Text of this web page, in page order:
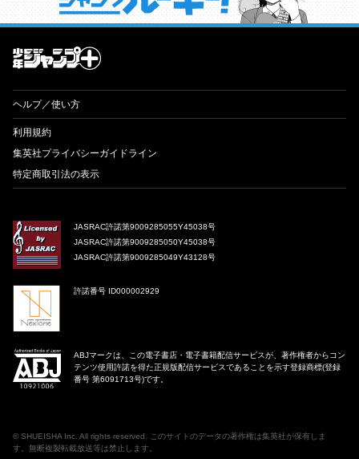
才能溢れる投稿作が読み放題！ ジャンプルーキー！
ヘルプ／使い方
利用規約
集英社プライバシーガイドライン
特定商取引法の表示
JASRAC許諾第9009285055Y45038号
JASRAC許諾第9009285050Y45038号
JASRAC許諾第9009285049Y43128号
許諾番号 ID000002929
ABJマークは、この電子書店・電子書籍配信サービスが、著作権者からコン
テンツ使用許諾を得た正規版配信サービスであることを示す登録商標(登録
番号 第6091713号)です。
© SHUEISHA Inc. All rights reserved. このサイトのデータの著作権は集英社が保有しま
す。無断複製転載放送等は禁止します。